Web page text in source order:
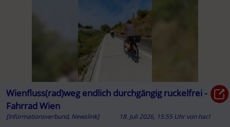
Wienfluss(rad)weg endlich durchgängig ruckelfrei -
Fahrrad Wien
[Informationsverbund, Newslink] 18. Juli 2026, 15:55 Uhr vonhacl